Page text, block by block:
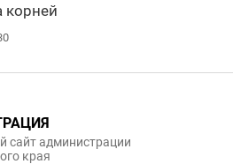
корней
сайт администрации
края